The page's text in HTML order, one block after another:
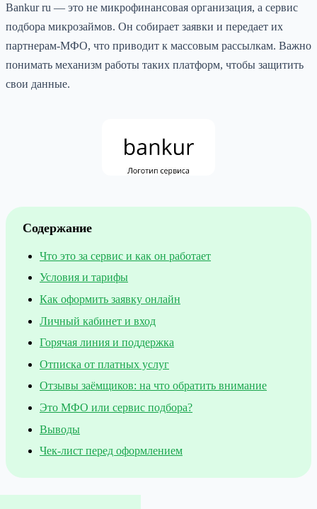
Bankur ru — это не микрофинансовая организация, а сервис
подбора микрозаймов. Он собирает заявки и передает их
партнерам-МФО, что приводит к массовым рассылкам. Важно
понимать механизм работы таких платформ, чтобы защитить
свои данные.
Содержание
Что это за сервис и как он работает
Условия и тарифы
Как оформить заявку онлайн
Личный кабинет и вход
Горячая линия и поддержка
Отписка от платных услуг
Отзывы заёмщиков: на что обратить внимание
Это МФО или сервис подбора?
Выводы
Чек-лист перед оформлением